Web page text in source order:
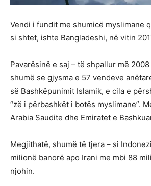
Vendi i fundit me shumicë myslimane
si shtet, ishte Bangladeshi, në vitin
Pavarësinë e saj – të shpallur më
shumë se gjysma e 57 vendeve
së Bashkëpunimit Islamik, e cila e
“zë i përbashkët i botës myslimane”.
Arabia Saudite dhe Emiratet e
Megjithatë, shumë të tjera – si
milionë banorë apo Irani me mbi 88
njohin.